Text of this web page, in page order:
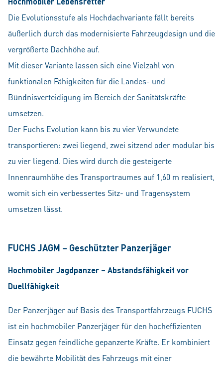
Die Evolutionsstufe als Hochdachvariante fällt bereits
äußerlich durch das modernisierte Fahrzeugdesign und die
vergrößerte Dachhöhe auf.
Mit dieser Variante lassen sich eine Vielzahl von
funktionalen Fähigkeiten für die Landes- und
Bündnisverteidigung im Bereich der Sanitätskräfte
umsetzen.
Der Fuchs Evolution kann bis zu vier Verwundete
transportieren: zwei liegend, zwei sitzend oder modular bis
zu vier liegend. Dies wird durch die gesteigerte
Innenraumhöhe des Transportraumes auf 1,60 m realisiert,
womit sich ein verbessertes Sitz- und Tragensystem
umsetzen lässt.
FUCHS JAGM – Geschützter Panzerjäger
Hochmobiler Jagdpanzer – Abstandsfähigkeit vor
Duellfähigkeit
Der Panzerjäger auf Basis des Transportfahrzeugs FUCHS
ist ein hochmobiler Panzerjäger für den hocheffizienten
Einsatz gegen feindliche gepanzerte Kräfte. Er kombiniert
die bewährte Mobilität des Fahrzeugs mit einer